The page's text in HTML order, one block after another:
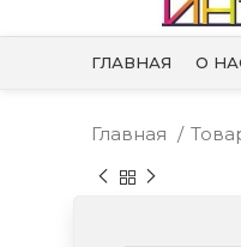
ГЛАВНАЯ О
Главная